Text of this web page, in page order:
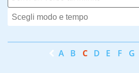
A B C D E F G